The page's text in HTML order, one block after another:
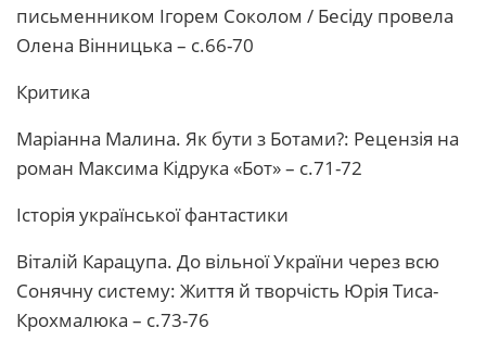
письменником Ігорем Соколом / Бесіду провела
Олена Вінницька – с.66-70
Критика
Маріанна Малина. Як бути з Ботами?: Рецензія на
роман Максима Кідрука «Бот» – с.71-72
Історія української фантастики
Віталій Карацупа. До вільної України через всю
Сонячну систему: Життя й творчість Юрія Тиса-
Крохмалюка – с.73-76